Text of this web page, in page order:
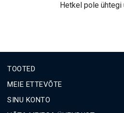
Hetkel pole ühtegi
TOOTED
MEIE ETTEVÕTE
SINU KONTO